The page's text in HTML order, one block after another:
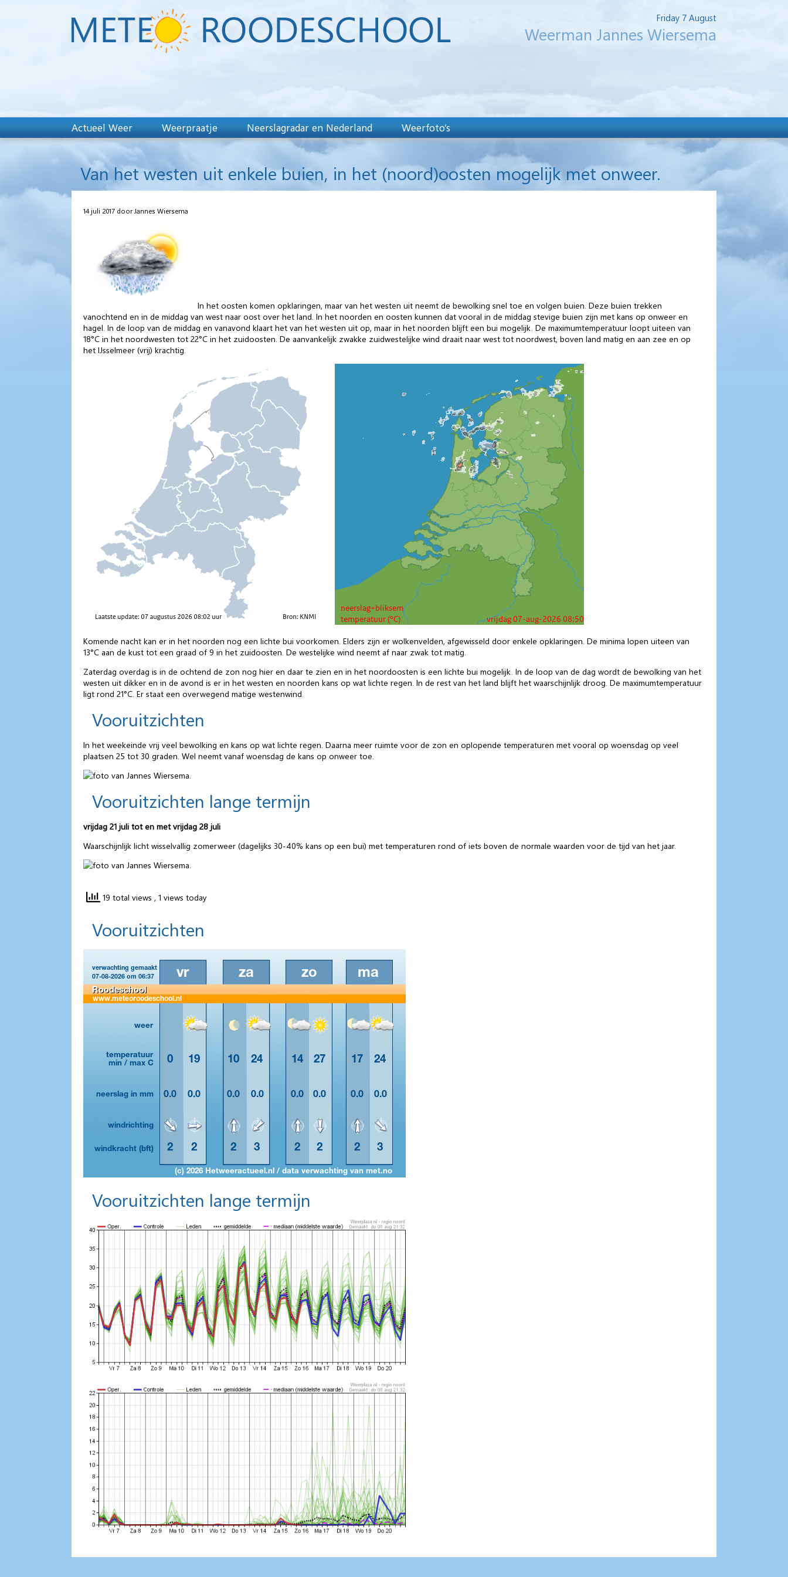
Friday 7 August
Weerman Jannes Wiersema
Actueel Weer Weerpraatje Neerslagradar en Nederland Weerfoto’s
Van het westen uit enkele buien, in het (noord)oosten mogelijk met onweer.
14 juli 2017 door Jannes Wiersema
In het oosten komen opklaringen, maar van het westen uit neemt de bewolking snel toe en volgen buien. Deze buien trekken
vanochtend en in de middag van west naar oost over het land. In het noorden en oosten kunnen dat vooral in de middag stevige buien zijn met kans op onweer en
hagel. In de loop van de middag en vanavond klaart het van het westen uit op, maar in het noorden blijft een bui mogelijk. De maximumtemperatuur loopt uiteen van
18°C in het noordwesten tot 22°C in het zuidoosten. De aanvankelijk zwakke zuidwestelijke wind draait naar west tot noordwest, boven land matig en aan zee en op
het IJsselmeer (vrij) krachtig.
Komende nacht kan er in het noorden nog een lichte bui voorkomen. Elders zijn er wolkenvelden, afgewisseld door enkele opklaringen. De minima lopen uiteen van
13°C aan de kust tot een graad of 9 in het zuidoosten. De westelijke wind neemt af naar zwak tot matig.
Zaterdag overdag is in de ochtend de zon nog hier en daar te zien en in het noordoosten is een lichte bui mogelijk. In de loop van de dag wordt de bewolking van het
westen uit dikker en in de avond is er in het westen en noorden kans op wat lichte regen. In de rest van het land blijft het waarschijnlijk droog. De maximumtemperatuur
ligt rond 21°C. Er staat een overwegend matige westenwind.
Vooruitzichten
In het weekeinde vrij veel bewolking en kans op wat lichte regen. Daarna meer ruimte voor de zon en oplopende temperaturen met vooral op woensdag op veel
plaatsen 25 tot 30 graden. Wel neemt vanaf woensdag de kans op onweer toe.
Vooruitzichten lange termijn
vrijdag 21 juli tot en met vrijdag 28 juli
Waarschijnlijk licht wisselvallig zomerweer (dagelijks 30-40% kans op een bui) met temperaturen rond of iets boven de normale waarden voor de tijd van het jaar.
19 total views , 1 views today
Vooruitzichten
Vooruitzichten lange termijn